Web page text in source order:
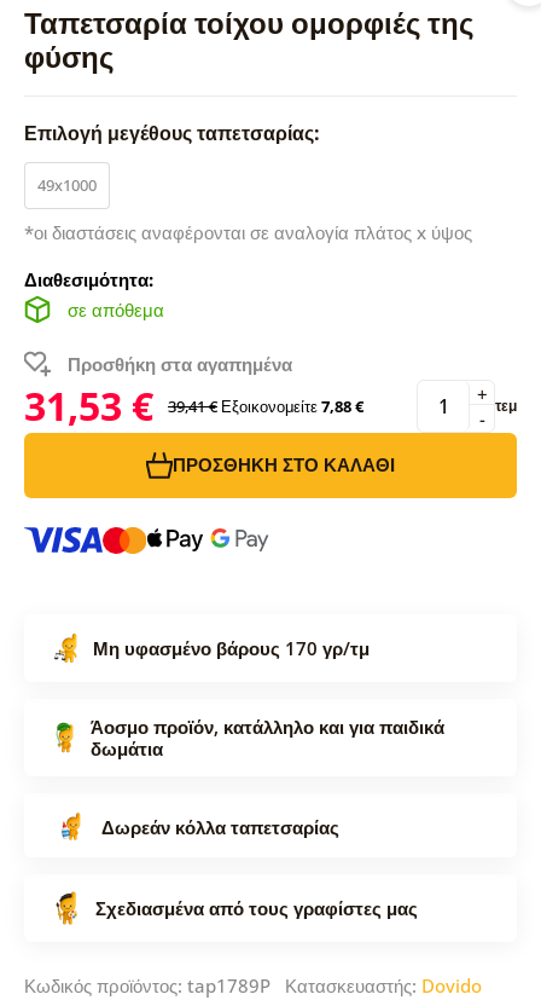
Ταπετσαρία τοίχου ομορφιές της
φύσης
Επιλογή μεγέθους ταπετσαρίας:
49x1000
*οι διαστάσεις αναφέρονται σε αναλογία πλάτος x ύψος
Διαθεσιμότητα:
σε απόθεμα
Προσθήκη στα αγαπημένα
31,53 € 39,41 € Εξοικονομείτε7,88 € -
+ τεμ
ΠΡΟΣΘΉΚΗ ΣΤΟ ΚΑΛΆΘΙ
Μη υφασμένο βάρους 170 γρ/τμ
Άοσμο προϊόν, κατάλληλο και για παιδικά
δωμάτια
Δωρεάν κόλλα ταπετσαρίας
Σχεδιασμένα από τους γραφίστες μας
Κωδικός προϊόντος: tap1789P Κατασκευαστής: Dovido